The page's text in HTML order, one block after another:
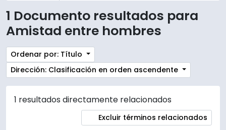
1 Documento resultados para
Amistad entre hombres
Ordenar por: Título
Dirección: Clasificación en orden ascendente
1 resultados directamente relacionados
Excluir términos relacionados